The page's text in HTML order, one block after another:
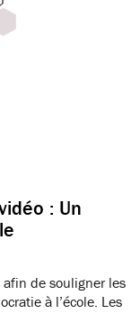
: Un
afin de souligner les
à l’école. Les